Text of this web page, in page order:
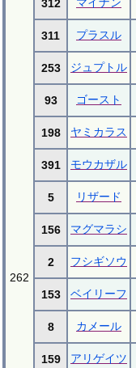
262
312
311 プラスル
253 ジュプトル
93 ゴースト
198 ヤミカラス
391 モウカザル
5 リザード
156 マグマラシ
2 フシギソウ
153 ベイリーフ
8 カメール
159 アリゲイツ